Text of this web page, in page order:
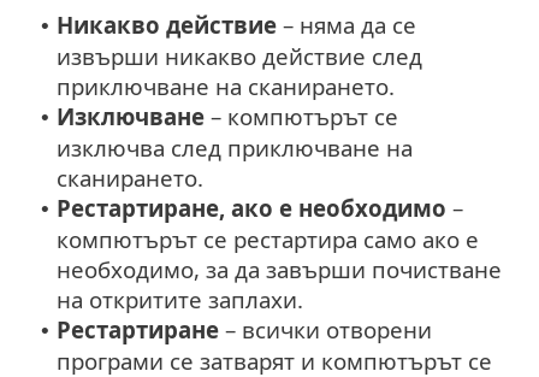
• Никакво действие – няма да се
извърши никакво действие след
приключване на сканирането.
• Изключване – компютърът се
изключва след приключване на
сканирането.
• Рестартиране, ако е необходимо –
компютърът се рестартира само ако е
необходимо, за да завърши почистване
на откритите заплахи.
• Рестартиране – всички отворени
програми се затварят и компютърът се